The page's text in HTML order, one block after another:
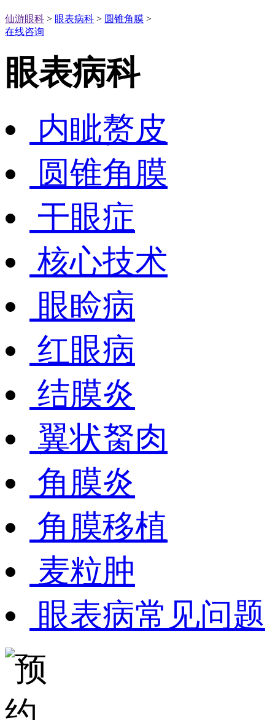
仙游眼科 > 眼表病科 > 圆锥角膜 >
在线咨询
眼表病科
内眦赘皮
圆锥角膜
干眼症
核心技术
眼睑病
红眼病
结膜炎
翼状胬肉
角膜炎
角膜移植
麦粒肿
眼表病常见问题